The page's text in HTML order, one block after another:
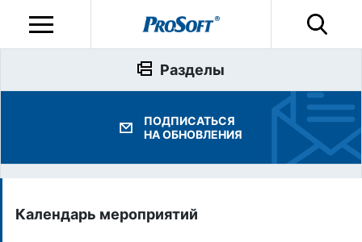
Календарь мероприятий
Разделы
ПОДПИСАТЬСЯ
НА ОБНОВЛЕНИЯ